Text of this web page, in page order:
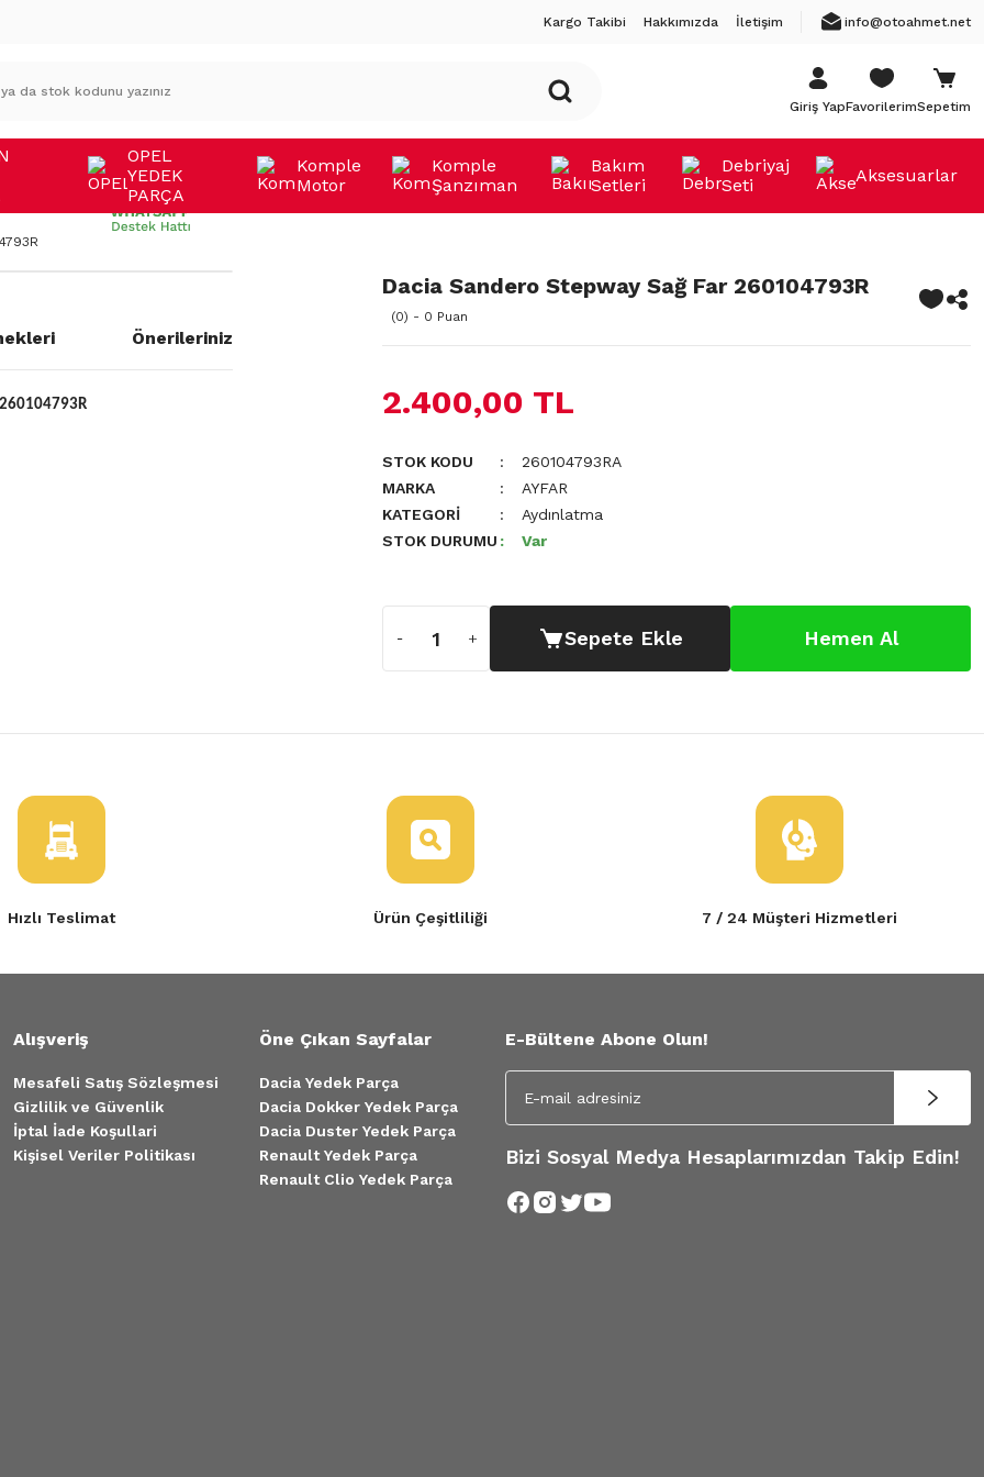
Kargo Takibi Hakkımızda İletişim info@otoahmet.net
Giriş YapFavorilerimSepetim
OPEL
YEDEK
PARÇA
Komple
Motor
Komple
Şanzıman
Bakım
Setleri
Debriyaj
Seti
Aksesuarlar
Önerileriniz
260104793R
Dacia Sandero Stepway Sağ Far 260104793R
(0) - 0 Puan
2.400,00 TL
STOK KODU
260104793RA
MARKA
AYFAR
KATEGORI
Aydınlatma
STOK DURUMU
Var
Sepete Ekle Hemen Al
Hızlı Teslimat Ürün Çeşitliliği 7 / 24 Müşteri Hizmetleri
Alışveriş
Mesafeli Satış Sözleşmesi
Gizlilik ve Güvenlik
İptal İade Koşullari
Kişisel Veriler Politikası
Öne Çıkan Sayfalar
Dacia Yedek Parça
Dacia Dokker Yedek Parça
Dacia Duster Yedek Parça
Renault Yedek Parça
Renault Clio Yedek Parça
E-Bültene Abone Olun!
Bizi Sosyal Medya Hesaplarımızdan Takip Edin!